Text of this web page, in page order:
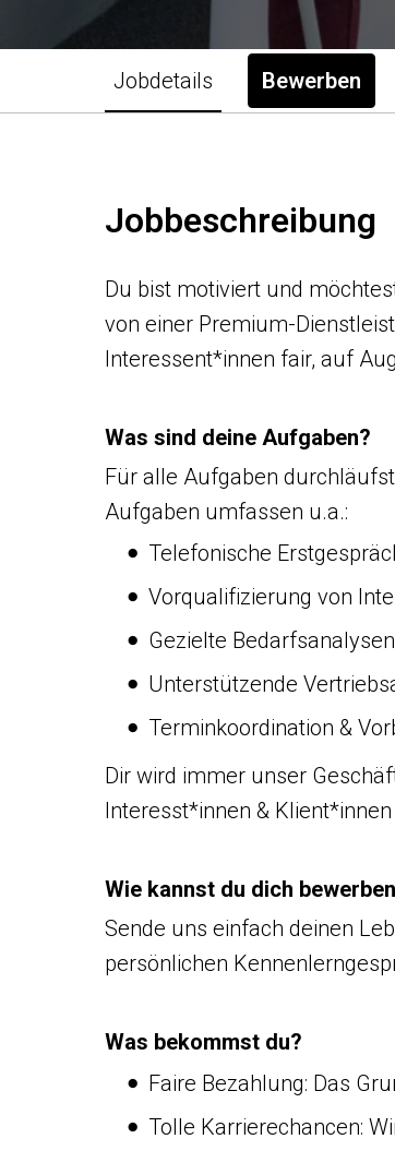
Jobdetails Bewerben
Jobbeschreibung
Du bist motiviert und
von einer Premium-
Interessent*innen fair, auf
Was sind deine Aufgaben?
Für alle Aufgaben
Aufgaben umfassen u.a.:
Telefonische
Vorqualifizierung von
Gezielte
Unterstützende
Terminkoordination &
Dir wird immer unser
Interesst*innen &
Wie kannst du dich
Sende uns einfach deinen
persönlichen
Was bekommst du?
Faire Bezahlung: Das
Tolle Karrierechancen: